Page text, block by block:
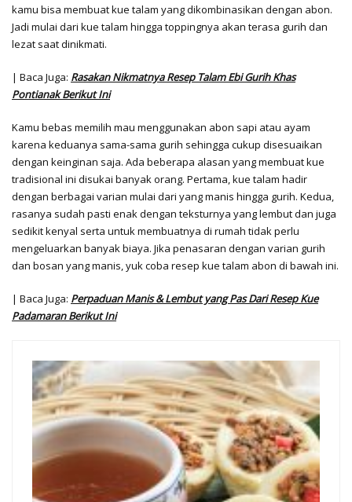
kamu bisa membuat kue talam yang dikombinasikan dengan abon.
Jadi mulai dari kue talam hingga toppingnya akan terasa gurih dan
lezat saat dinikmati.
| Baca Juga: Rasakan Nikmatnya Resep Talam Ebi Gurih Khas
Pontianak Berikut Ini
Kamu bebas memilih mau menggunakan abon sapi atau ayam
karena keduanya sama-sama gurih sehingga cukup disesuaikan
dengan keinginan saja. Ada beberapa alasan yang membuat kue
tradisional ini disukai banyak orang. Pertama, kue talam hadir
dengan berbagai varian mulai dari yang manis hingga gurih. Kedua,
rasanya sudah pasti enak dengan teksturnya yang lembut dan juga
sedikit kenyal serta untuk membuatnya di rumah tidak perlu
mengeluarkan banyak biaya. Jika penasaran dengan varian gurih
dan bosan yang manis, yuk coba resep kue talam abon di bawah ini.
| Baca Juga: Perpaduan Manis & Lembut yang Pas Dari Resep Kue
Padamaran Berikut Ini